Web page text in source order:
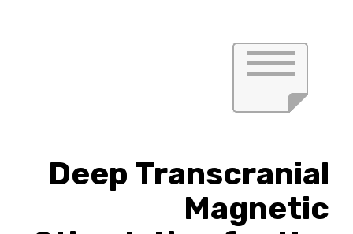
Deep Transcranial
Magnetic